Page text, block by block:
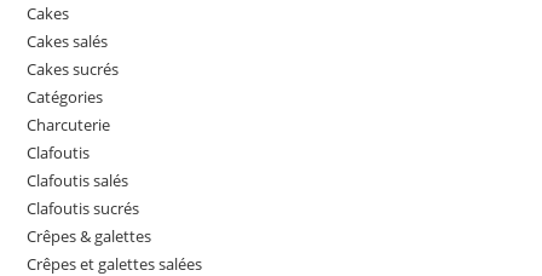
Cakes
Cakes salés
Cakes sucrés
Catégories
Charcuterie
Clafoutis
Clafoutis salés
Clafoutis sucrés
Crêpes & galettes
Crêpes et galettes salées